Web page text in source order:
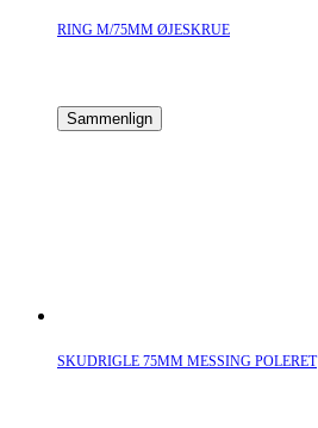
RING M/75MM ØJESKRUE
Sammenlign
SKUDRIGLE 75MM MESSING POLERET